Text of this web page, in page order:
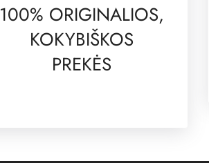
100% ORIGINALIOS,
KOKYBIŠKOS
PREKĖS